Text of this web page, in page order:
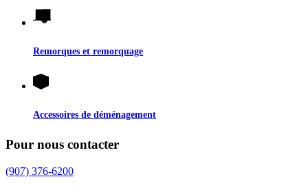
Remorques et remorquage
Accessoires de déménagement
Pour nous contacter
(907) 376-6200